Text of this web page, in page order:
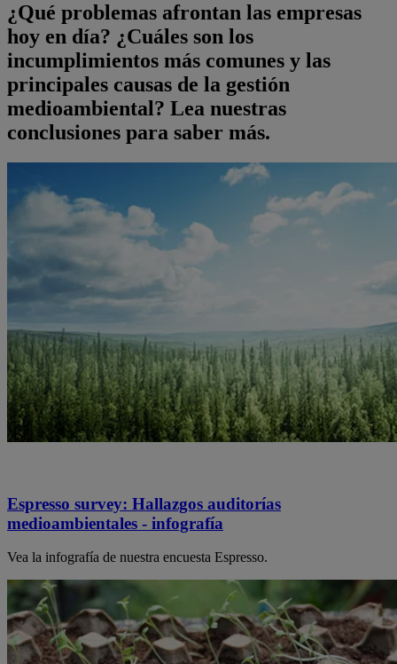
¿Qué problemas afrontan las empresas
hoy en día? ¿Cuáles son los
incumplimientos más comunes y las
principales causas de la gestión
medioambiental? Lea nuestras
conclusiones para saber más.
Espresso survey: Hallazgos auditorías
medioambientales - infografía
Vea la infografía de nuestra encuesta Espresso.